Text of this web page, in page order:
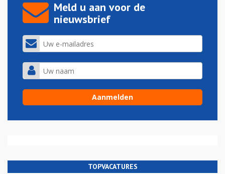
Meld u aan voor de
nieuwsbrief
TOPVACATURES